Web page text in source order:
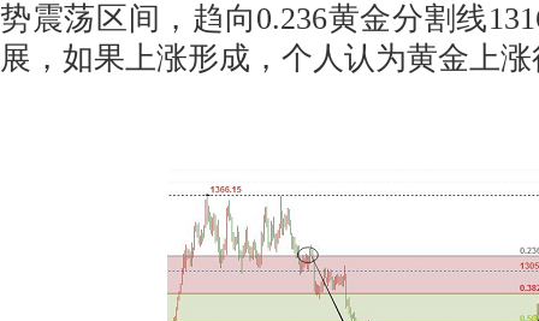
势震荡区间，趋向0.236黄金分割线
展，如果上涨形成，个人认为黄金上